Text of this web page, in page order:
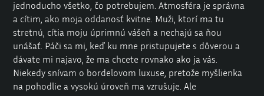
jednoducho všetko, čo potrebujem. Atmosféra je správna
a cítim, ako moja oddanosť kvitne. Muži, ktorí ma tu
stretnú, cítia moju úprimnú vášeň a nechajú sa ňou
unášať. Páči sa mi, keď ku mne pristupujete s dôverou a
dávate mi najavo, že ma chcete rovnako ako ja vás.
Niekedy snívam o bordelovom luxuse, pretože myšlienka
na pohodlie avysokú úroveň ma vzrušuje. Ale